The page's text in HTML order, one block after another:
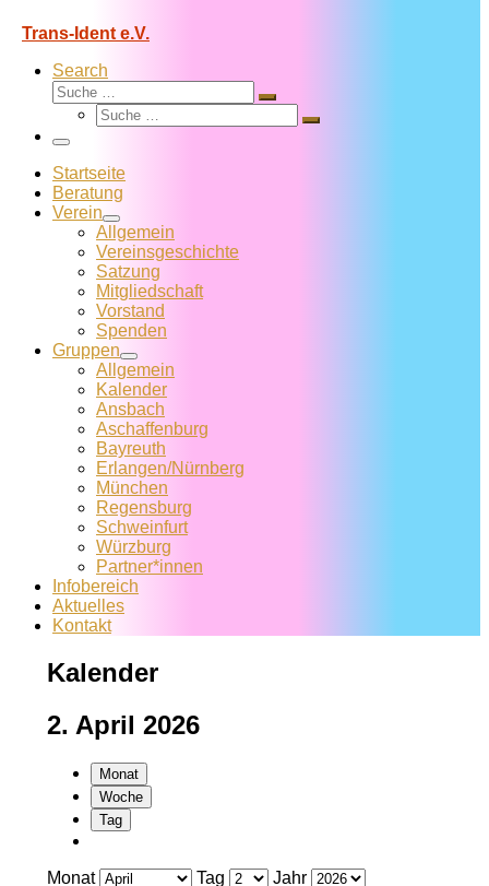
Trans-Ident e.V.
Search
Suche
Suche
Suche
Suche
Menü
Startseite
Beratung
Verein
Allgemein
Vereins­geschichte
Satzung
Mitglied­schaft
Vorstand
Spenden
Gruppen
Allgemein
Kalender
Ansbach
Aschaffenburg
Bayreuth
Erlangen/Nürnberg
München
Regensburg
Schweinfurt
Würzburg
Partner*innen
Infobereich
Aktuelles
Kontakt
Kalender
2. April 2026
Monat
Woche
Tag
Monat Tag Jahr